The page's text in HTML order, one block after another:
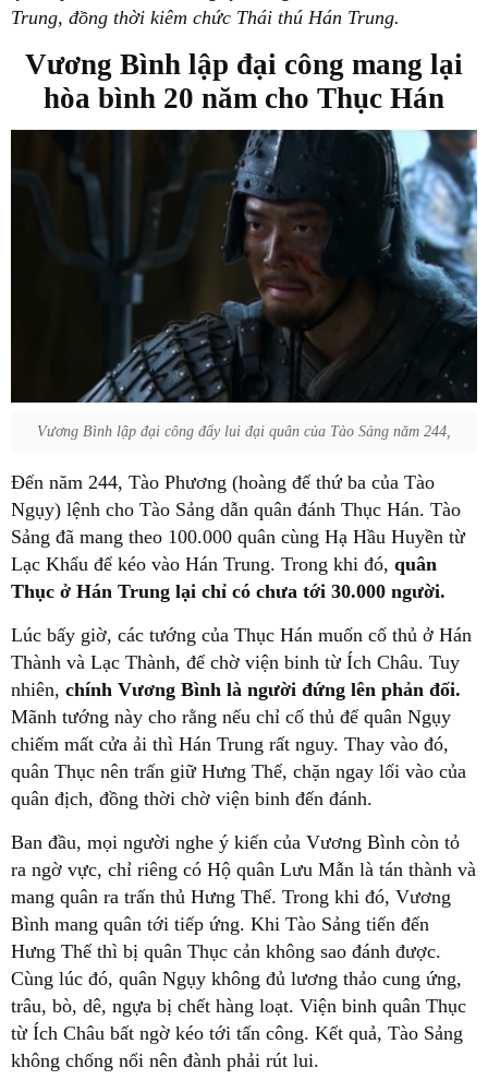
Trung, đồng thời kiêm chức Thái thú Hán Trung.
Vương Bình lập đại công mang lại
hòa bình 20 năm cho Thục Hán
Vương Bình lập đại công đẩy lui đại quân của Tào Sảng năm 244,
Đến năm 244, Tào Phương (hoàng đế thứ ba của Tào
Ngụy) lệnh cho Tào Sảng dẫn quân đánh Thục Hán. Tào
Sảng đã mang theo 100.000 quân cùng Hạ Hầu Huyền từ
Lạc Khẩu để kéo vào Hán Trung. Trong khi đó, quân
Thục ở Hán Trung lại chỉ có chưa tới 30.000 người.
Lúc bấy giờ, các tướng của Thục Hán muốn cố thủ ở Hán
Thành và Lạc Thành, để chờ viện binh từ Ích Châu. Tuy
nhiên, chính Vương Bình là người đứng lên phản đối.
Mãnh tướng này cho rằng nếu chỉ cố thủ để quân Ngụy
chiếm mất cửa ải thì Hán Trung rất nguy. Thay vào đó,
quân Thục nên trấn giữ Hưng Thế, chặn ngay lối vào của
quân địch, đồng thời chờ viện binh đến đánh.
Ban đầu, mọi người nghe ý kiến của Vương Bình còn tỏ
ra ngờ vực, chỉ riêng có Hộ quân Lưu Mẫn là tán thành và
mang quân ra trấn thủ Hưng Thế. Trong khi đó, Vương
Bình mang quân tới tiếp ứng. Khi Tào Sảng tiến đến
Hưng Thế thì bị quân Thục cản không sao đánh được.
Cùng lúc đó, quân Ngụy không đủ lương thảo cung ứng,
trâu, bò, dê, ngựa bị chết hàng loạt. Viện binh quân Thục
từ Ích Châu bất ngờ kéo tới tấn công. Kết quả, Tào Sảng
không chống nổi nên đành phải rút lui.